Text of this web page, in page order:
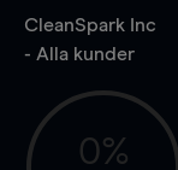
CleanSpark Inc
- Alla kunder
0%